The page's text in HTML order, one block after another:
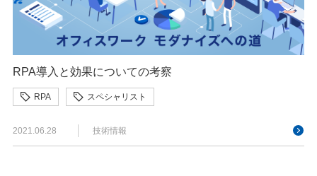
RPA導入と効果についての考察
RPA スペシャリスト
2021.06.28 技術情報